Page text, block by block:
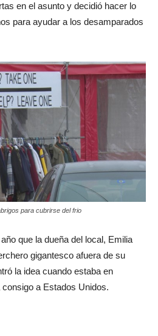
en el asunto y decidió hacer lo
para ayudar a los desamparados
para cubrirse del frio
que la dueña del local, Emilia
gigantesco afuera de su
la idea cuando estaba en
a Estados Unidos.